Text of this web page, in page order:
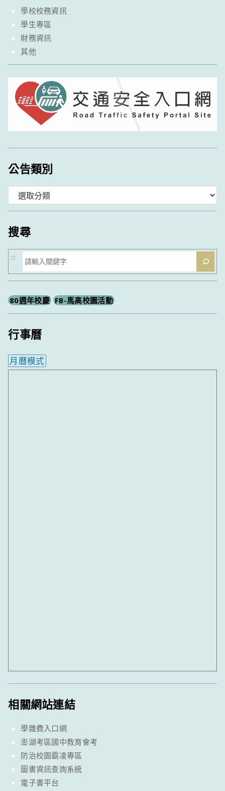
學校校務資訊
學生專區
財務資訊
其他
公告類別
類
搜尋
搜
尋
:::
80週年校慶 FB-馬高校園活動
行事曆
月曆模式
相關網站連結
學雜費入口網
澎湖考區國中教育會考
防治校園霸凌專區
圖書資訊查詢系統
電子書平台